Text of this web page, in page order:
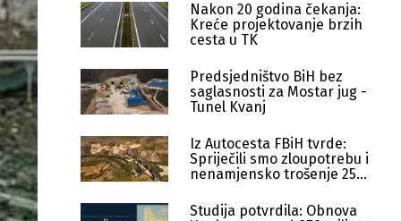
Nakon 20 godina čekanja:
Kreće projektovanje brzih
cesta u TK
Predsjedništvo BiH bez
saglasnosti za Mostar jug -
Tunel Kvanj
Iz Autocesta FBiH tvrde:
Spriječili smo zloupotrebu i
nenamjensko trošenje 25
Studija potvrdila: Obnova